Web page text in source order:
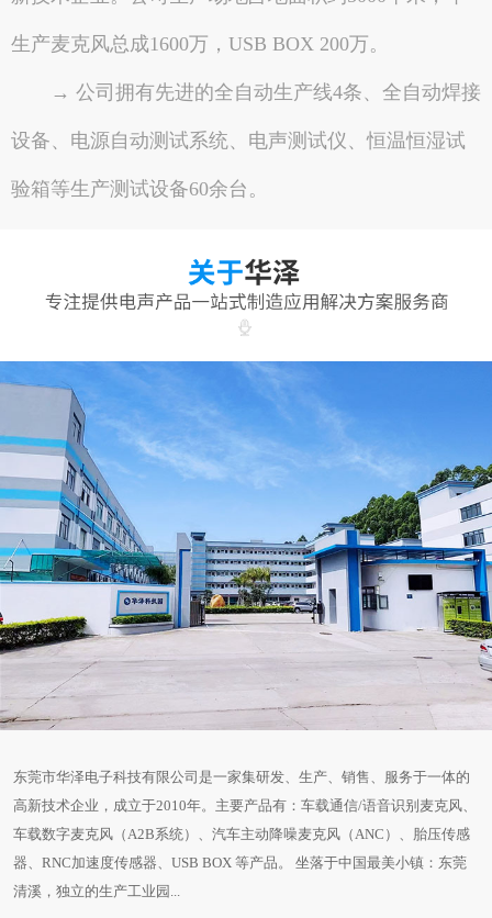
生产麦克风总成1600万，USB BOX 200万。
→ 公司拥有先进的全自动生产线4条、全自动焊接
设备、电源自动测试系统、电声测试仪、恒温恒湿试
验箱等生产测试设备60余台。
东莞市华泽电子科技有限公司是一家集研发、生产、销售、服务于一体的
高新技术企业，成立于2010年。主要产品有：车载通信/语音识别麦克风、
车载数字麦克风（A2B系统）、汽车主动降噪麦克风（ANC）、胎压传感
器、RNC加速度传感器、USB BOX 等产品。 坐落于中国最美小镇：东莞
清溪，独立的生产工业园...